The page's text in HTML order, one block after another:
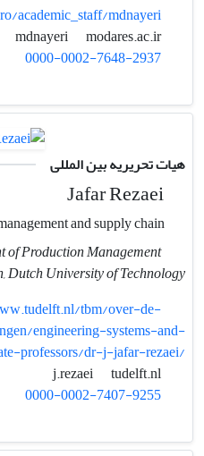
academic_staff/mdnayeri
mdnayeri
modares.ac.ir
0000-0002-7648-2937
هیات تحریریه بین المللی
Jafar Rezaei
of Production Management
Dutch University of Technology
tbm/over-de-
engineering-systems-and-
professors/dr-j-jafar-rezaei/
tudelft.nl
0000-0002-7407-9255